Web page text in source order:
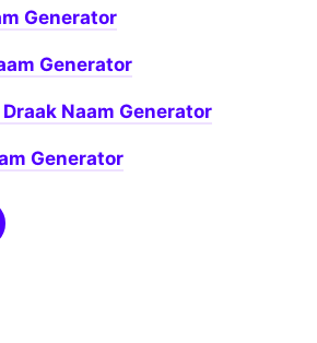
Generator
Generator
Naam Generator
Generator